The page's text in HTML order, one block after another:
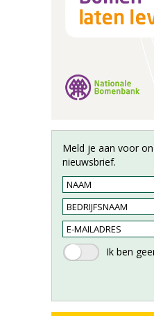
Meld je aan voor
nieuwsbrief.